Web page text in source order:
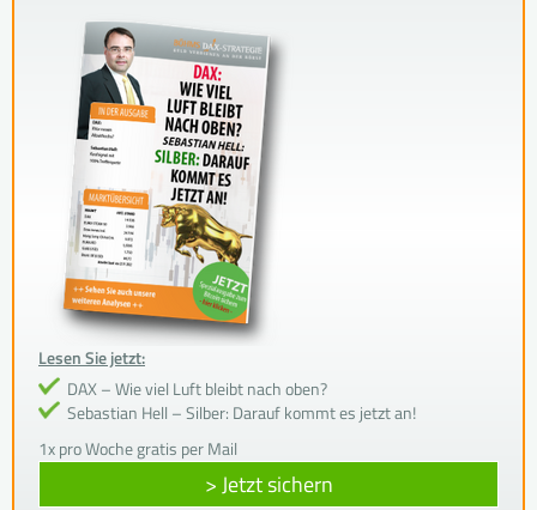
Lesen Sie jetzt:
DAX – Wie viel Luft bleibt nach oben?
Sebastian Hell – Silber: Darauf kommt es jetzt an!
1x pro Woche gratis per Mail
> Jetzt sichern